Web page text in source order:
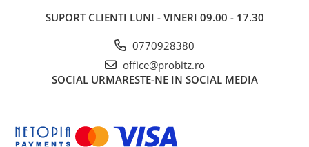
Tablete Grafice
SUPORT CLIENTI LUNI - VINERI 09.00 - 17.30
0770928380
office@probitz.ro
SOCIAL URMARESTE-NE IN SOCIAL MEDIA